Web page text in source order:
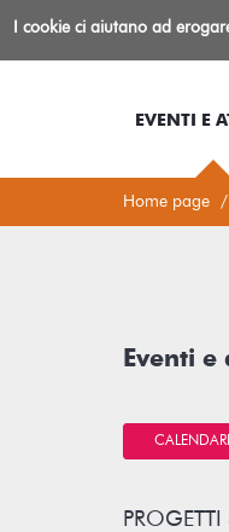
Biblioteca
Io
EVENTI E
Home page
Eventi
PROGETTI
I cookie ci aiutano ad